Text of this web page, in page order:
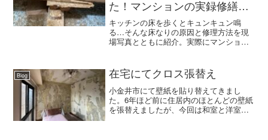
た！マンションの実録修繕事
例（国分寺市）
キッチンの床を歩くとキュンキュン鳴
る…そんな床なりの原因と修理方法を現
場写真とともに紹介。実際にマンション
プラスα
Blog 在宅にてクロス張替え
小金井市にて壁紙を貼り替えてきまし
た。6年ほど前に住居内のほとんどの壁紙
を張替えましたが、今回は和室と洋室の